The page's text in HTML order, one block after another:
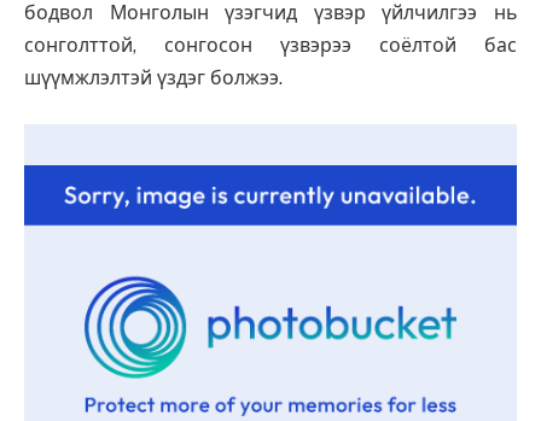
бодвол Монголын үзэгчид үзвэр үйлчилгээ нь
сонголттой, сонгосон үзвэрээ соёлтой бас
шүүмжлэлтэй үздэг болжээ.